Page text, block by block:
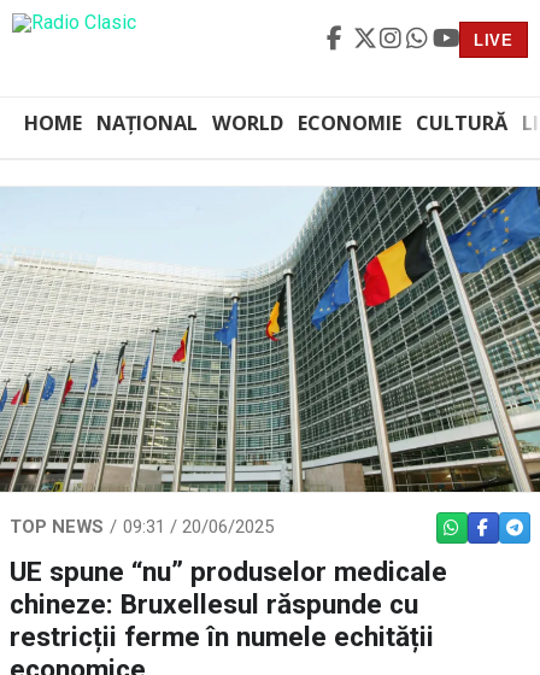
LIVE
HOME NAȚIONAL WORLD ECONOMIE CULTURĂ
TOP NEWS 09:31 / 20/06/2025 WHATSAPP
UE spune “nu” produselor medicale
chineze: Bruxellesul răspunde cu
restricții ferme în numele echității